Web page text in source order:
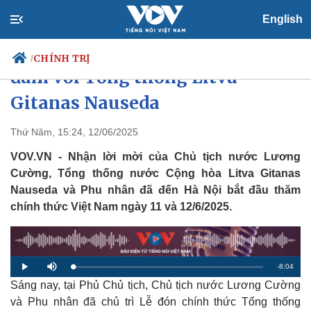
English
/CHÍNH TRỊ
Chính trị
Tổ chức nhân sự
Quốc hội
Nhận diện sự thật
Tin 24h
Dự báo thời tiết
Giáo dục
Dấu ấn VOV
Việc làm
Chủ tịch nước Lương Cường hội
đàm với Tổng thống Litva
Gitanas Nauseda
Thứ Năm, 15:24, 12/06/2025
VOV.VN - Nhận lời mời của Chủ tịch nước Lương
Cường, Tổng thống nước Cộng hòa Litva Gitanas
Nauseda và Phu nhân đã đến Hà Nội bắt đầu thăm
chính thức Việt Nam ngày 11 và 12/6/2025.
P
l
a
y
M
u
t
e
L
o
a
d
d
R
e
-8:04
Sáng nay, tại Phủ Chủ tịch, Chủ tịch nước Lương Cường
và Phu nhân đã chủ trì Lễ đón chính thức Tổng thống